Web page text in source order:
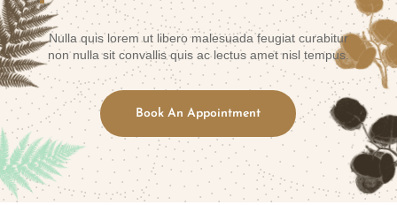
Nulla quis lorem ut libero malesuada feugiat curabitur
non nulla sit convallis quis ac lectus amet nisl tempus.
Book An Appointment